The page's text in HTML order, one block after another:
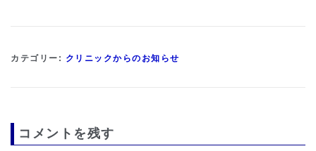
カテゴリー: クリニックからのお知らせ
コメントを残す